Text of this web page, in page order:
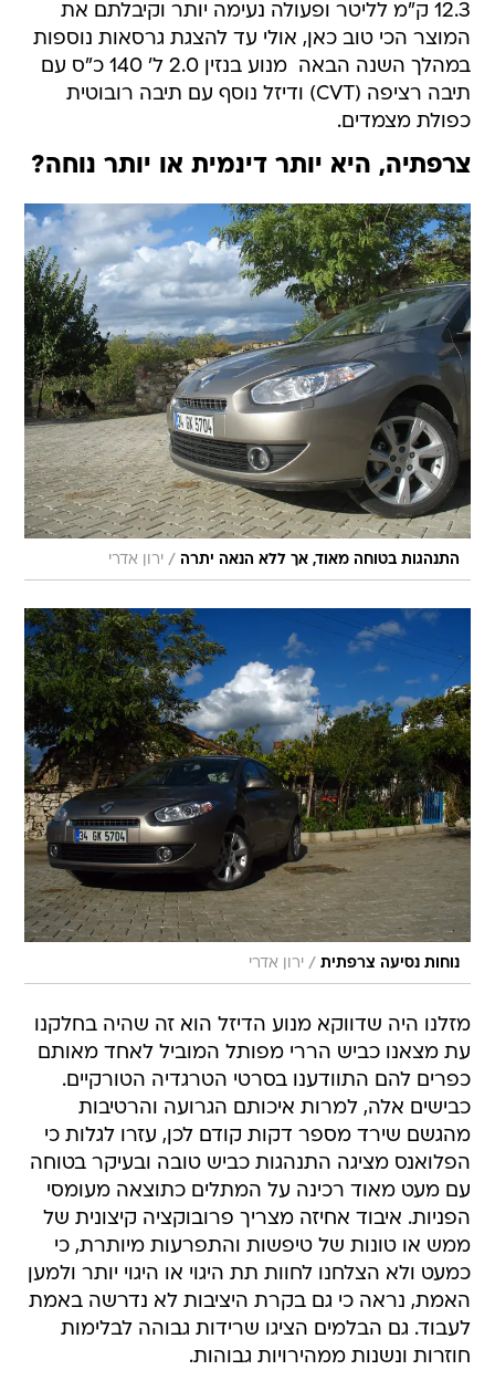
12.3 ק"מ לליטר ופעולה נעימה יותר וקיבלתם את
המוצר הכי טוב כאן, אולי עד להצגת גרסאות נוספות
במהלך השנה הבאה  מנוע בנזין 2.0 ל' 140 כ"ס עם
תיבה רציפה (CVT) ודיזל נוסף עם תיבה רובוטית
כפולת מצמדים.
צרפתיה, היא יותר דינמית או יותר נוחה?
התנהגות בטוחה מאוד, אך ללא הנאה יתרה / ירון אדרי
נוחות נסיעה צרפתית / ירון אדרי
מזלנו היה שדווקא מנוע הדיזל הוא זה שהיה בחלקנו
עת מצאנו כביש הררי מפותל המוביל לאחד מאותם
כפרים להם התוודענו בסרטי הטרגדיה הטורקיים.
כבישים אלה, למרות איכותם הגרועה והרטיבות
מהגשם שירד מספר דקות קודם לכן, עזרו לגלות כי
הפלואנס מציגה התנהגות כביש טובה ובעיקר בטוחה
עם מעט מאוד רכינה על המתלים כתוצאה מעומסי
הפניות. איבוד אחיזה מצריך פרובוקציה קיצונית של
ממש או טונות של טיפשות והתפרעות מיותרת, כי
כמעט ולא הצלחנו לחוות תת היגוי או היגוי יותר ולמען
האמת, נראה כי גם בקרת היציבות לא נדרשה באמת
לעבוד. גם הבלמים הציגו שרידות גבוהה לבלימות
חוזרות ונשנות ממהירויות גבוהות.